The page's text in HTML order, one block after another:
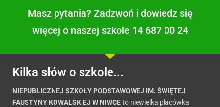
Masz pytania? Zadzwoń i dowiedz się
więcej o naszej szkole 14 687 00 24
Kilka słów o szkole...
NIEPUBLICZNEJ SZKOŁY PODSTAWOWEJ IM. ŚWIĘTEJ
FAUSTYNY KOWALSKIEJ W NIWCEto niewielka placówka